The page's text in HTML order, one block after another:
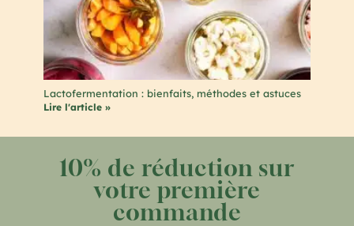
Lactofermentation : bienfaits, méthodes et astuces
Lire l'article »
10% de réduction sur
votre première
commande